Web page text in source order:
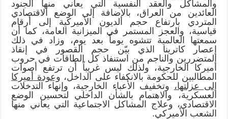
والمشاكل والعقد النفسية التي يعاني منها الجنود
العائدين من العراق، بالإضافة إلى الوضع الاقتصادي
المتردي بارتفاع حجم الديون الأميركية إلى أرقام
قياسية، والعجز المستمر في الميزانية العامة، كما أن
سمعتها العالمية تتشوه يوماً بعد يوم، وزاد في ذلك
إعصار كاترينا الذي بيّن حجم القصور في إنقاذ
المتضررين والناجم من استنفاذ كل الطاقات في حروب
أميركا الخارجية، ولذلك ليس غريباً أن ترتفع أصوات
المطالبين للحكومة بالانكفاء على الداخل، وعودة أميركا
إلى عزلتها، وتخفيف الأعباء الخارجية، وإنهاء التدخلات
العسكرية، والاهتمام بالشأن الداخلي لتحسين الوضع
الاقتصادي، وعلاج المشاكل الاجتماعية التي يعاني منها
الشعب الأميركي.